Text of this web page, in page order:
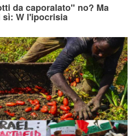
da caporalato" no? Ma
sì: W l'ipocrisia